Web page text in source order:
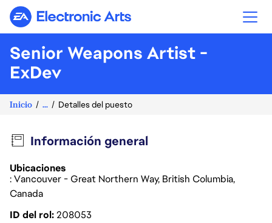
Electronic Arts
Senior Weapons Artist -
ExDev
Inicio ... Detalles del puesto
Información general
Ubicaciones
: Vancouver - Great Northern Way, British Columbia,
Canada
ID del rol208053